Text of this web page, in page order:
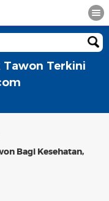
Tawon Terkini
Bagi Kesehatan,